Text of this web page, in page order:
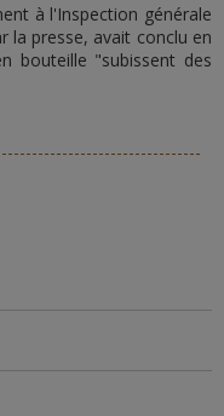
à l'Inspection générale
la presse, avait conclu en
bouteille "subissent des